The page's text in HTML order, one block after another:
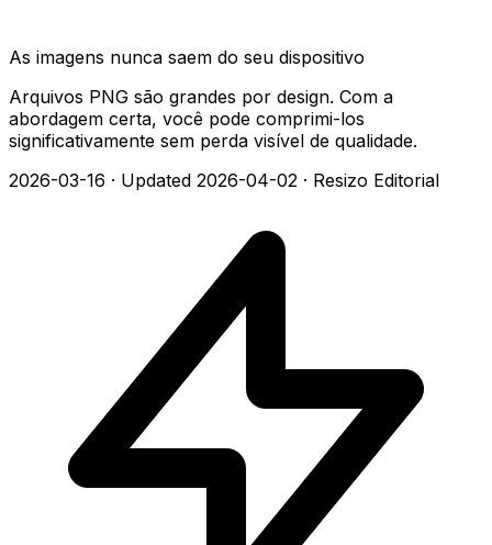
As imagens nunca saem do seu dispositivo
Arquivos PNG são grandes por design. Com a
abordagem certa, você pode comprimi-los
significativamente sem perda visível de qualidade.
2026-03-16 · Updated 2026-04-02 · Resizo Editorial